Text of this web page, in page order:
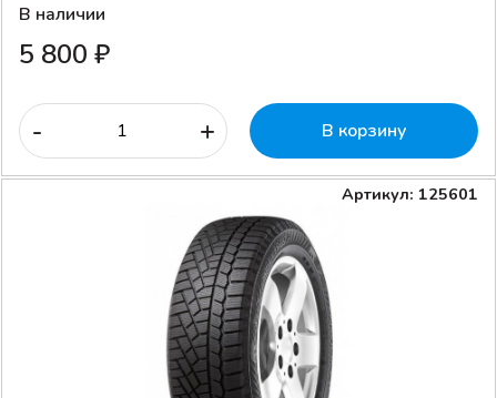
В наличии
5 800 ₽
- + В корзину
Артикул: 125601